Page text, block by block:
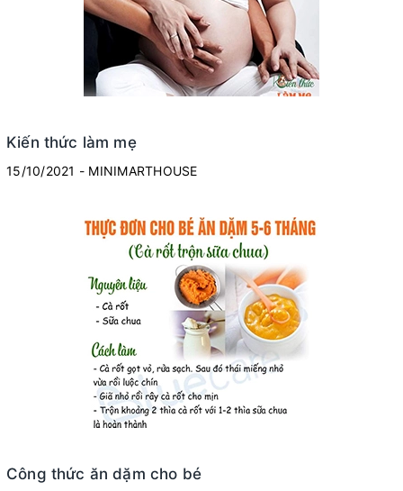
Kiến thức làm mẹ
15/10/2021 - MINIMARTHOUSE
Công thức ăn dặm cho bé